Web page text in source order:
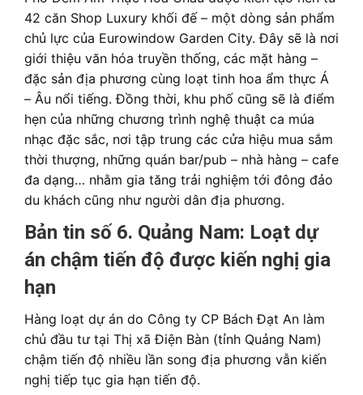
42 căn Shop Luxury khối đế – một dòng sản phẩm
chủ lực của Eurowindow Garden City. Đây sẽ là nơi
giới thiệu văn hóa truyền thống, các mặt hàng –
đặc sản địa phương cùng loạt tinh hoa ẩm thực Á
– Âu nổi tiếng. Đồng thời, khu phố cũng sẽ là điểm
hẹn của những chương trình nghệ thuật ca múa
nhạc đặc sắc, nơi tập trung các cửa hiệu mua sắm
thời thượng, những quán bar/pub – nhà hàng – cafe
đa dạng… nhằm gia tăng trải nghiệm tới đông đảo
du khách cũng như người dân địa phương.
Bản tin số 6. Quảng Nam: Loạt dự
án chậm tiến độ được kiến nghị gia
hạn
Hàng loạt dự án do Công ty CP Bách Đạt An làm
chủ đầu tư tại Thị xã Điện Bàn (tỉnh Quảng Nam)
chậm tiến độ nhiều lần song địa phương vẫn kiến
nghị tiếp tục gia hạn tiến độ.